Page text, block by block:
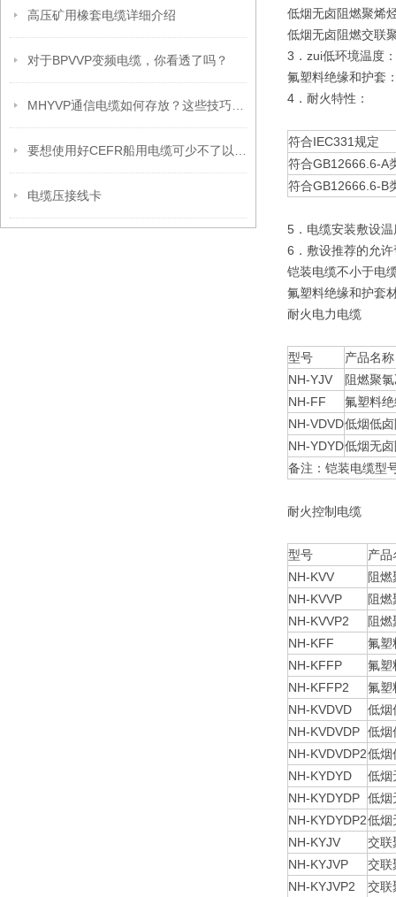
高压矿用橡套电缆详细介绍
对于BPVVP变频电缆，你看透了吗？
电缆压接线卡
低烟无卤阻燃聚烯
低烟无卤阻燃交联
3．zui低环境温度
氟塑料绝缘和护套
4．耐火特性：
符合IEC331规定
符合GB12666.6-A
符合GB12666.6-B
5．电缆安装敷设
6．敷设推荐的允
铠装电缆不小于电
氟塑料绝缘和护套
耐火电力电缆
型号
产品名称
NH-YJV
阻燃聚
NH-FF
氟塑料
NH-VDVD低烟低
NH-YDYD低烟无
备注：铠装电缆型
耐火控制电缆
型号
产品
NH-KVV
阻
NH-KVVP
阻
NH-KVVP2
阻
NH-KFF
氟塑
NH-KFFP
氟塑
NH-KFFP2
氟塑
NH-KVDVD
低烟
NH-KVDVDP 低烟
NH-KVDVDP2低烟
NH-KYDYD
低烟
NH-KYDYDP 低烟
NH-KYDYDP2低烟
NH-KYJV
交联
NH-KYJVP
交联
NH-KYJVP2
交联